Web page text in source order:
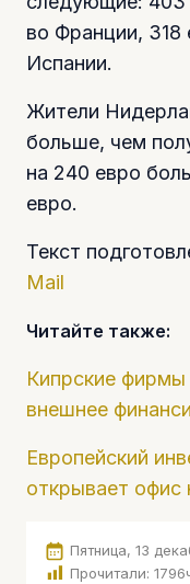
во Франции, 318
Испании.
Жители
больше, чем
на 240 евро
евро.
Текст
Mail
Читайте также:
Кипрские фирмы
внешнее
Европейский
открывает офис
Пятница, 13
Прочитали: 1796